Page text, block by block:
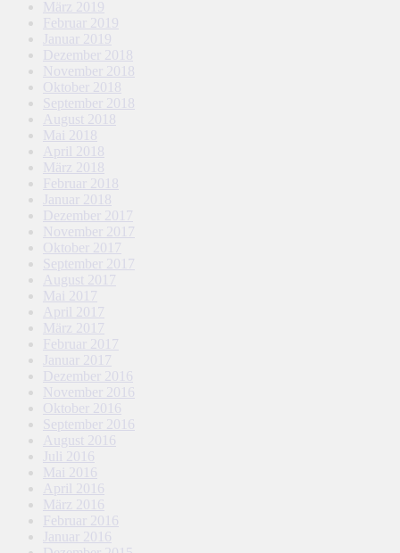
März 2019
Februar 2019
Januar 2019
Dezember 2018
November 2018
Oktober 2018
September 2018
August 2018
Mai 2018
April 2018
März 2018
Februar 2018
Januar 2018
Dezember 2017
November 2017
Oktober 2017
September 2017
August 2017
Mai 2017
April 2017
März 2017
Februar 2017
Januar 2017
Dezember 2016
November 2016
Oktober 2016
September 2016
August 2016
Juli 2016
Mai 2016
April 2016
März 2016
Februar 2016
Januar 2016